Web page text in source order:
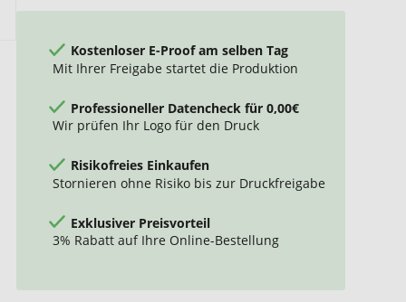
Kostenloser E-Proof am selben Tag
Mit Ihrer Freigabe startet die Produktion
Professioneller Datencheck für 0,00€
Wir prüfen Ihr Logo für den Druck
Risikofreies Einkaufen
Stornieren ohne Risiko bis zur Druckfreigabe
Exklusiver Preisvorteil
3% Rabatt auf Ihre Online-Bestellung